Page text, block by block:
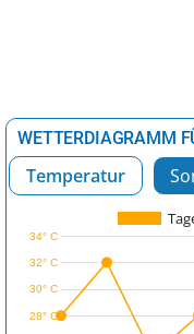
WETTERDIAGRAMM
Temperatur
28° C
30° C
32° C
34° C